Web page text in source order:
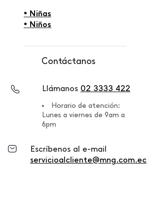
• Niñas
• Niños
Contáctanos
Llámanos 02 3333 422
Horario de atención:
Lunes a viernes de 9am a
6pm
Escríbenos al e-mail
servicioalcliente@mng.com.ec